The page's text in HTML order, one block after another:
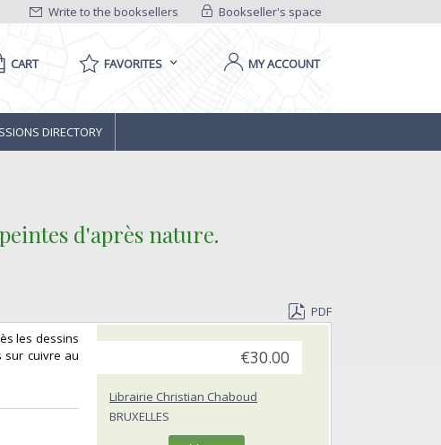
Bookseller's space
Write to the booksellers
CART FAVORITES MY ACCOUNT
DIRECTORY
d'après nature.
PDF
les dessins
sur cuivre au
€30.00
Librairie Christian Chaboud
BRUXELLES